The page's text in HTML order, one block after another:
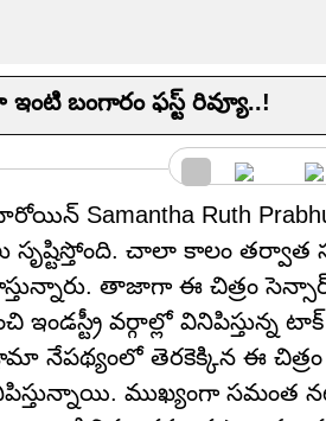
బంగారం ఫస్ట్ రివ్యూ..!
హీరోయిన్ Samantha Ruth
చాలా కాలం తర్వాత
తాజాగా ఈ చిత్రం సెన్సార్
వర్గాల్లో వినిపిస్తున్న
నేపథ్యంలో తెరకెక్కిన ఈ
ముఖ్యంగా సమంత